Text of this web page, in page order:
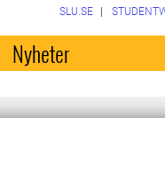
SLU.SE
Nyheter